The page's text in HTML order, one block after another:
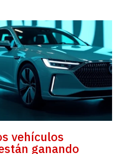
vehículos
ganando